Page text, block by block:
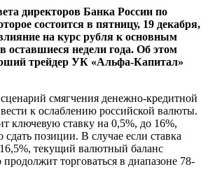
директоров Банка России по
состоится в пятницу, 19 декабря,
на курс рубля к основным
недели года. Об этом
трейдер УК «Альфа-Капитал»
смягчения денежно-кредитной
к ослаблению российской валюты.
ключевую ставку на 0,5%, до 16%,
позиции. В случае если ставка
16,5%, текущий валютный баланс
продолжит торговаться в диапазоне 78-